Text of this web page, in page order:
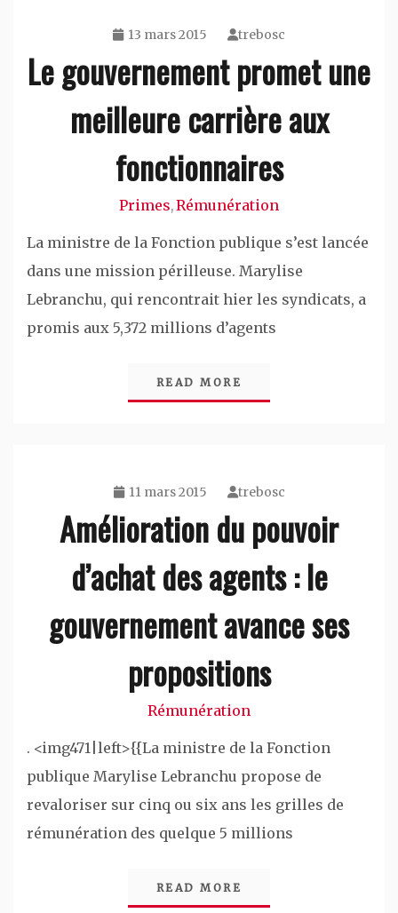
13 mars 2015 trebosc
Le gouvernement promet une
meilleure carrière aux
fonctionnaires
Primes,Rémunération
La ministre de la Fonction publique s’est lancée
dans une mission périlleuse. Marylise
Lebranchu, qui rencontrait hier les syndicats, a
promis aux 5,372 millions d’agents
READ MORE
11 mars 2015 trebosc
Amélioration du pouvoir
d’achat des agents : le
gouvernement avance ses
propositions
Rémunération
. <img471|left>{{La ministre de la Fonction
publique Marylise Lebranchu propose de
revaloriser sur cinq ou six ans les grilles de
rémunération des quelque 5 millions
READ MORE